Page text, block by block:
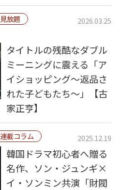
見放題
2026.03.25
タイトルの残酷なダブル
ミーニングに震える「ア
イショッピング～返品さ
れた子どもたち～」【古
家正亨】
連載コラム 2025.12.19
韓国ドラマ初心者へ贈る
名作、ソン・ジュンギ×
イ・ソンミン共演「財閥